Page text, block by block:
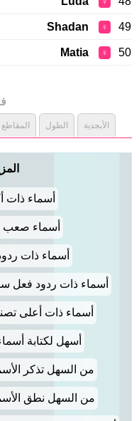
49
♀
Shadan
50
♀
Matia
الأبجدية الطول
أسماء ذات
أسماء صعب
أسماء ذات
أسماء ذات ردود فعل
أسماء ذات أعلى
أسهل لكتابة
من السهل تذكر
من السهل نطق